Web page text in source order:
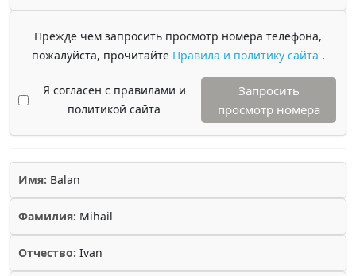
Прежде чем запросить просмотр номера телефона,
пожалуйста, прочитайте Правила и политику сайта .
Я согласен с правилами и
политикой сайта
Запросить
просмотр номера
Имя: Balan
Фамилия: Mihail
Отчество: Ivan